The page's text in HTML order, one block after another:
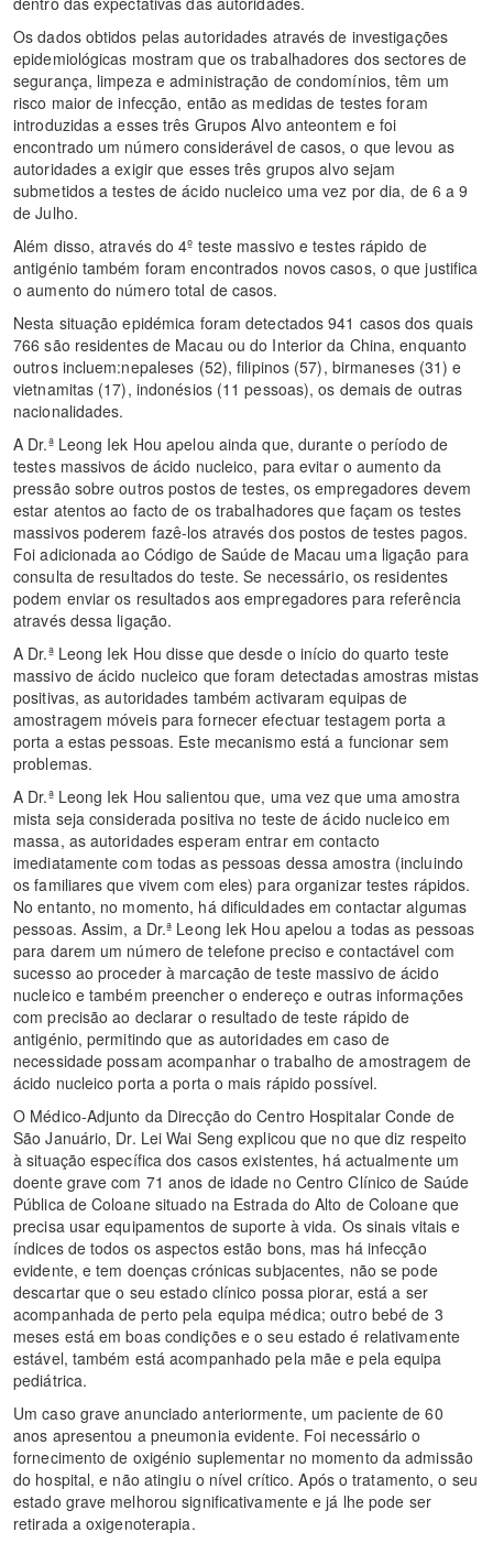
Os dados obtidos pelas autoridades através de investigações
epidemiológicas mostram que os trabalhadores dos sectores de
segurança, limpeza e administração de condomínios, têm um
risco maior de infecção, então as medidas de testes foram
introduzidas a esses três Grupos Alvo anteontem e foi
encontrado um número considerável de casos, o que levou as
autoridades a exigir que esses três grupos alvo sejam
submetidos a testes de ácido nucleico uma vez por dia, de 6 a 9
de Julho.
Além disso, através do 4º teste massivo e testes rápido de
antigénio também foram encontrados novos casos, o que justifica
o aumento do número total de casos.
Nesta situação epidémica foram detectados 941 casos dos quais
766 são residentes de Macau ou do Interior da China, enquanto
outros incluem:nepaleses (52), filipinos (57), birmaneses (31) e
vietnamitas (17), indonésios (11 pessoas), os demais de outras
nacionalidades.
A Dr.ª Leong Iek Hou apelou ainda que, durante o período de
testes massivos de ácido nucleico, para evitar o aumento da
pressão sobre outros postos de testes, os empregadores devem
estar atentos ao facto de os trabalhadores que façam os testes
massivos poderem fazê-los através dos postos de testes pagos.
Foi adicionada ao Código de Saúde de Macau uma ligação para
consulta de resultados do teste. Se necessário, os residentes
podem enviar os resultados aos empregadores para referência
através dessa ligação.
A Dr.ª Leong Iek Hou disse que desde o início do quarto teste
massivo de ácido nucleico que foram detectadas amostras mistas
positivas, as autoridades também activaram equipas de
amostragem móveis para fornecer efectuar testagem porta a
porta a estas pessoas. Este mecanismo está a funcionar sem
problemas.
A Dr.ª Leong Iek Hou salientou que, uma vez que uma amostra
mista seja considerada positiva no teste de ácido nucleico em
massa, as autoridades esperam entrar em contacto
imediatamente com todas as pessoas dessa amostra (incluindo
os familiares que vivem com eles) para organizar testes rápidos.
No entanto, no momento, há dificuldades em contactar algumas
pessoas. Assim, a Dr.ª Leong Iek Hou apelou a todas as pessoas
para darem um número de telefone preciso e contactável com
sucesso ao proceder à marcação de teste massivo de ácido
nucleico e também preencher o endereço e outras informações
com precisão ao declarar o resultado de teste rápido de
antigénio, permitindo que as autoridades em caso de
necessidade possam acompanhar o trabalho de amostragem de
ácido nucleico porta a porta o mais rápido possível.
O Médico-Adjunto da Direcção do Centro Hospitalar Conde de
São Januário, Dr. Lei Wai Seng explicou que no que diz respeito
à situação específica dos casos existentes, há actualmente um
doente grave com 71 anos de idade no Centro Clínico de Saúde
Pública de Coloane situado na Estrada do Alto de Coloane que
precisa usar equipamentos de suporte à vida. Os sinais vitais e
índices de todos os aspectos estão bons, mas há infecção
evidente, e tem doenças crónicas subjacentes, não se pode
descartar que o seu estado clínico possa piorar, está a ser
acompanhada de perto pela equipa médica; outro bebé de 3
meses está em boas condições e o seu estado é relativamente
estável, também está acompanhado pela mãe e pela equipa
pediátrica.
Um caso grave anunciado anteriormente, um paciente de 60
anos apresentou a pneumonia evidente. Foi necessário o
fornecimento de oxigénio suplementar no momento da admissão
do hospital, e não atingiu o nível crítico. Após o tratamento, o seu
estado grave melhorou significativamente e já lhe pode ser
retirada a oxigenoterapia.